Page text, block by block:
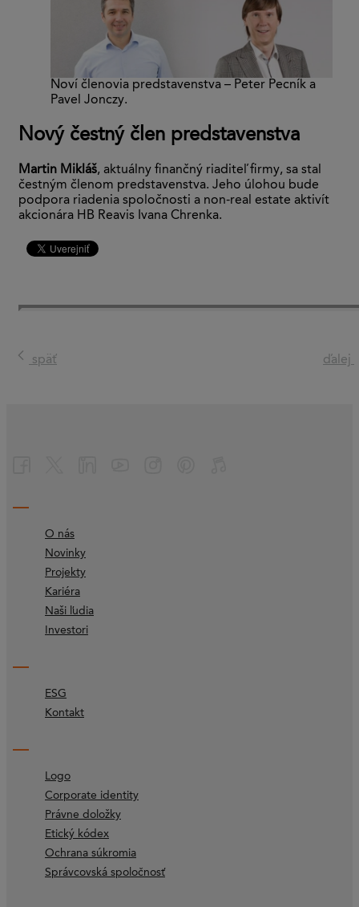
Noví členovia predstavenstva – Peter Pecník a
Pavel Jonczy.
Nový čestný člen predstavenstva
Martin Mikláš, aktuálny finančný riaditeľ firmy, sa stal
čestným členom predstavenstva. Jeho úlohou bude
podpora riadenia spoločnosti a non-real estate aktivít
akcionára HB Reavis Ivana Chrenka.
späť ďalej
O nás
Novinky
Projekty
Kariéra
Naši ľudia
Investori
ESG
Kontakt
Logo
Corporate identity
Právne doložky
Etický kódex
Ochrana súkromia
Správcovská spoločnosť